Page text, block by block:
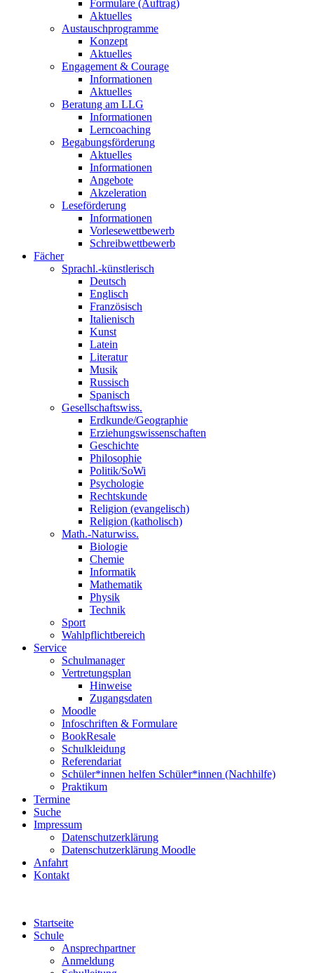
Formulare (Auftrag)
Aktuelles
Austauschprogramme
Konzept
Aktuelles
Engagement & Courage
Informationen
Aktuelles
Beratung am LLG
Informationen
Lerncoaching
Begabungsförderung
Aktuelles
Informationen
Angebote
Akzeleration
Leseförderung
Informationen
Vorlesewettbewerb
Schreibwettbewerb
Fächer
Sprachl.-künstlerisch
Deutsch
Englisch
Französisch
Italienisch
Kunst
Latein
Literatur
Musik
Russisch
Spanisch
Gesellschaftswiss.
Erdkunde/Geographie
Erziehungswissenschaften
Geschichte
Philosophie
Politik/SoWi
Psychologie
Rechtskunde
Religion (evangelisch)
Religion (katholisch)
Math.-Naturwiss.
Biologie
Chemie
Informatik
Mathematik
Physik
Technik
Sport
Wahlpflichtbereich
Service
Schulmanager
Vertretungsplan
Hinweise
Zugangsdaten
Moodle
Infoschriften & Formulare
BookResale
Schulkleidung
Referendariat
Schüler*innen helfen Schüler*innen (Nachhilfe)
Praktikum
Termine
Suche
Impressum
Datenschutzerklärung
Datenschutzerklärung Moodle
Anfahrt
Kontakt
Startseite
Schule
Ansprechpartner
Anmeldung